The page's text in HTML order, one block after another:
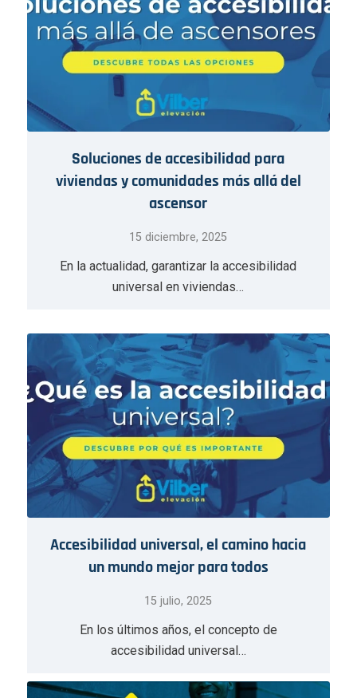
Soluciones de accesibilidad para
viviendas y comunidades más allá del
ascensor
15 diciembre, 2025
En la actualidad, garantizar la accesibilidad
universal en viviendas…
Accesibilidad universal, el camino hacia
un mundo mejor para todos
15 julio, 2025
En los últimos años, el concepto de
accesibilidad universal…